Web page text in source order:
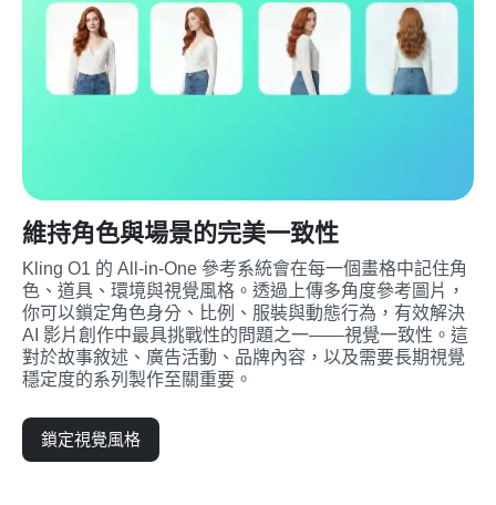
維持角色與場景的完美一致性
Kling O1 的 All-in-One 參考系統會在每一個畫格中記住角
色、道具、環境與視覺風格。透過上傳多角度參考圖片，
你可以鎖定角色身分、比例、服裝與動態行為，有效解決
AI 影片創作中最具挑戰性的問題之一——視覺一致性。這
對於故事敘述、廣告活動、品牌內容，以及需要長期視覺
穩定度的系列製作至關重要。
鎖定視覺風格